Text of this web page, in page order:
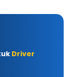
Driver